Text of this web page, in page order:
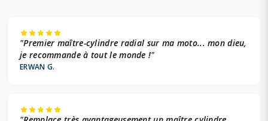
"Premier maître-cylindre radial sur ma moto... mon dieu,
je recommande à tout le monde !"
ERWAN G.